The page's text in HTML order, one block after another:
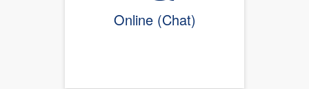
Online (Chat)